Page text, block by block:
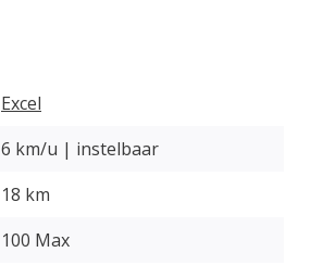
Excel
6 km/u | instelbaar
18 km
100 Max